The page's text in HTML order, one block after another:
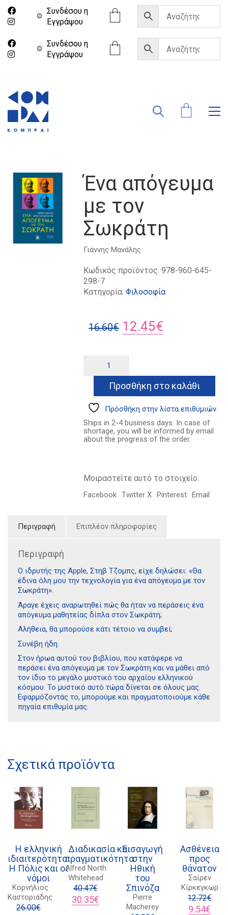
Συνδέσου η
Eγγράψου
Συνδέσου η
Eγγράψου
Ένα απόγευμα
με τον
Σωκράτη
Γιάννης Μανάλης
Κωδικός προϊόντος:978-960-645-
298-7
Κατηγορία:Φιλοσοφία
16.60€ Original
16.60€.
12.45€
είναι:
12.45€.
απόγευμα
Σωκράτη
ποσότητα
Προσθήκη στο καλάθι
Πρόσθήκη στην λίστα επιθυμιών
Ships in 2-4 business days. In case of
shortage, you will be informed by email
about the progress of the order.
Μοιραστείτε αυτό το στοιχείο:
Facebook Twitter X Pinterest Email
Περιγραφή Επιπλέον πληροφορίες
Περιγραφή
Ο ιδρυτής της Apple, Στηβ Τζομπς, είχε δηλώσει: «Θα
έδινα όλη μου την τεχνολογία για ένα απόγευμα με τον
Σωκράτη».
Άραγε έχεις αναρωτηθεί πώς θα ήταν να περάσεις ένα
απόγευμα μαθητείας δίπλα στον Σωκράτη;
Αλήθεια, θα μπορούσε κάτι τέτοιο να συμβεί;
Συνέβη ήδη.
Στον ήρωα αυτού του βιβλίου, που κατάφερε να
περάσει ένα απόγευμα με τον Σωκράτη και να μάθει από
τον ίδιο το μεγάλο μυστικό του αρχαίου ελληνικού
κόσμου. Το μυστικό αυτό τώρα δίνεται σε όλους μας.
Εφαρμόζοντάς το, μπορούμε και πραγματοποιούμε κάθε
πηγαία επιθυμία μας.
Σχετικά προϊόντα
Η ελληνική
ιδιαιτερότητα:
Η Πόλις και οι
νόμοι
Κορνήλιος
Καστοριάδης
26.00€
Διαδικασία και
πραγματικότητα
Alfred North
Whitehead
40.47€
Original
price
30.35€
τρέχουσα
Εισαγωγή
στην
Ηθική
του
Σπινόζα
Pierre
Macherey
Ασθένεια
προς
θάνατον
Σαίρεν
Κίρκεγκωρ
12.72€
Original
9.54€
21 1750 8340
kombrai.bs@gmail.com
Πολιτική προστασίας δεδομένων
Τρόποι Πληρωμής
Όροι χρήσης
Αποστολές